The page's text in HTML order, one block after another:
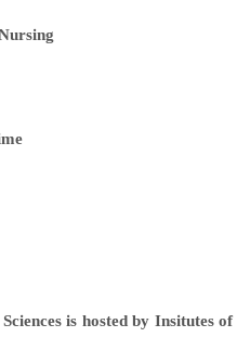
is hosted by Insitutes of